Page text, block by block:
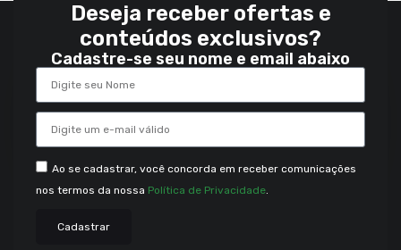
Deseja receber ofertas e
conteúdos exclusivos?
Cadastre-se seu nome e email abaixo
Ao se cadastrar, você concorda em receber comunicações
nos termos da nossa Política de Privacidade.
Cadastrar